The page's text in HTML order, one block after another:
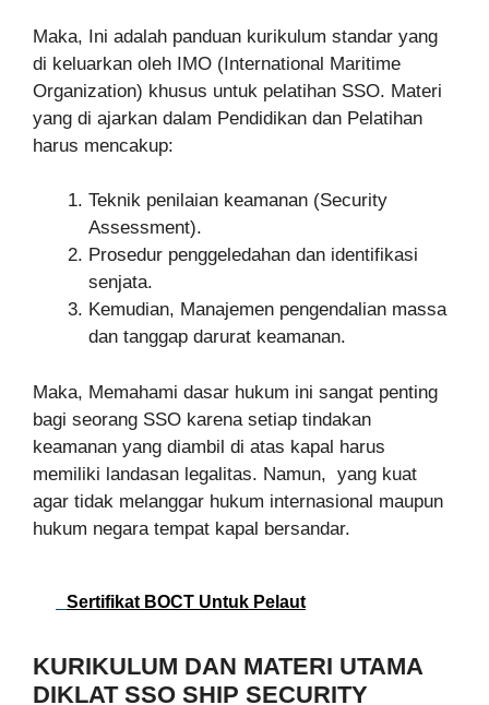
Maka, Ini adalah panduan kurikulum standar yang
di keluarkan oleh IMO (International Maritime
Organization) khusus untuk pelatihan SSO. Materi
yang di ajarkan dalam Pendidikan dan Pelatihan
harus mencakup:
Teknik penilaian keamanan (Security
Assessment).
Prosedur penggeledahan dan identifikasi
senjata.
Kemudian, Manajemen pengendalian massa
dan tanggap darurat keamanan.
Maka, Memahami dasar hukum ini sangat penting
bagi seorang SSO karena setiap tindakan
keamanan yang diambil di atas kapal harus
memiliki landasan legalitas. Namun, yang kuat
agar tidak melanggar hukum internasional maupun
hukum negara tempat kapal bersandar.
Sertifikat BOCT Untuk Pelaut
KURIKULUM DAN MATERI UTAMA
DIKLAT SSO SHIP SECURITY